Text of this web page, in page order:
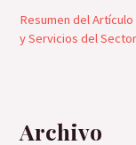
Resumen del
y Servicios del
Archivo